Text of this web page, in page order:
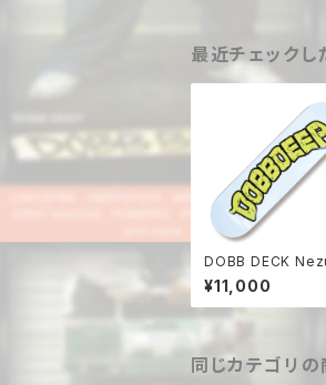
最近チェックし
DOBB DECK
logo
¥11,000
同じカテゴリの